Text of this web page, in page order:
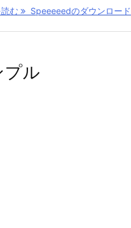
む Speeeeedのダウンロード
プル